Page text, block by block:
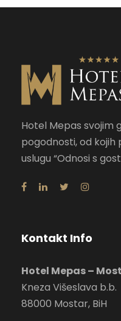
Hotel Mepas svojim
pogodnosti, od
uslugu “Odnosi s
Kontakt Info
Hotel Mepas –
Kneza Višeslava b.b.
88000 Mostar, BiH